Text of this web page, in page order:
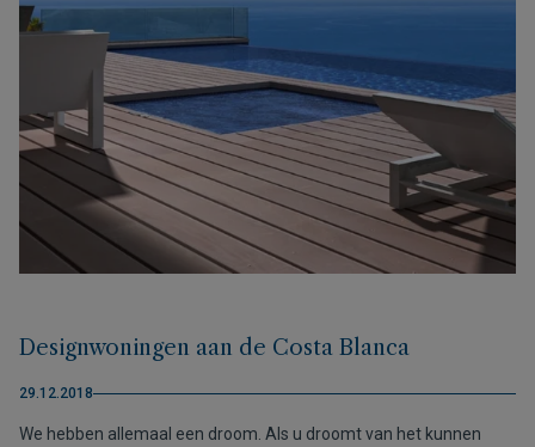
Designwoningen aan de Costa Blanca
29.12.2018
We hebben allemaal een droom. Als u droomt van het kunnen